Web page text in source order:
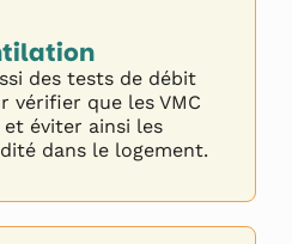
des tests de débit
vérifier que les VMC
éviter ainsi les
dans le logement.